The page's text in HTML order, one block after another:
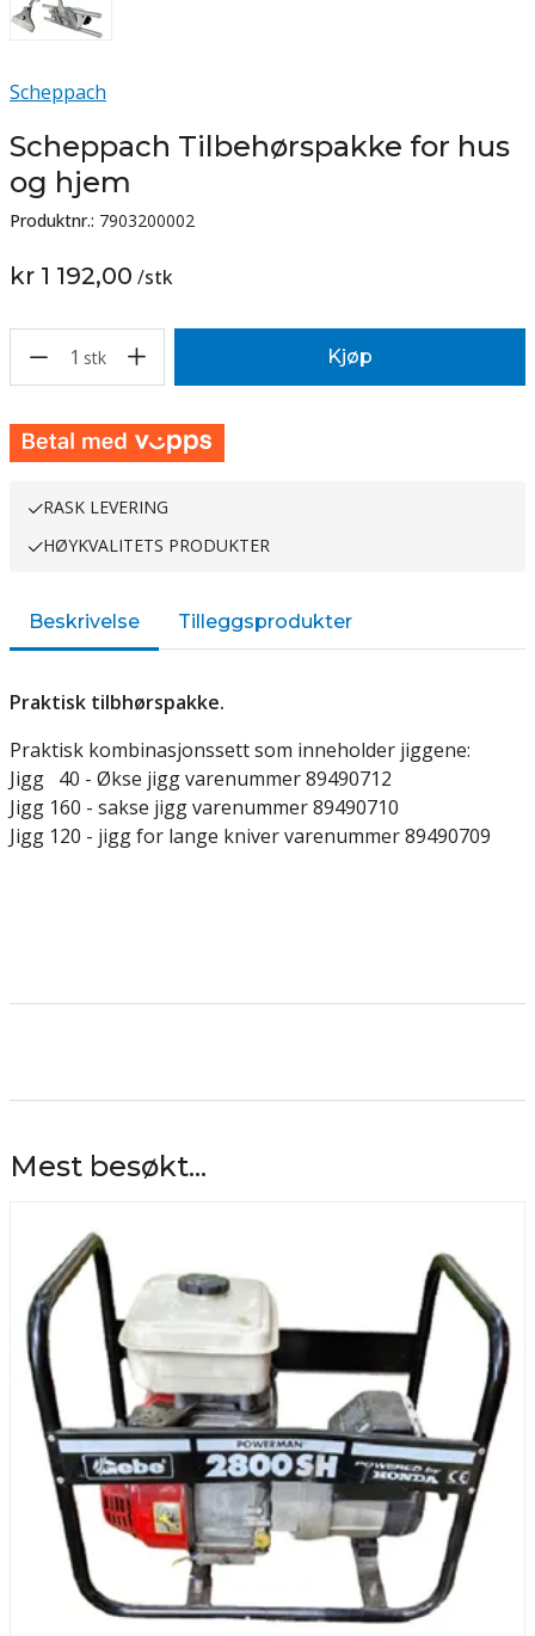
Scheppach
Scheppach Tilbehørspakke for hus
og hjem
Produktnr.: 7903200002
kr 1 192,00 /stk
1 stk Kjøp
RASK LEVERING
HØYKVALITETS PRODUKTER
Beskrivelse Tilleggsprodukter
Praktisk tilbhørspakke.
Praktisk kombinasjonssett som inneholder jiggene:
Jigg 40 - Økse jigg varenummer 89490712
Jigg 160 - sakse jigg varenummer 89490710
Jigg 120 - jigg for lange kniver varenummer 89490709
Mest besøkt...